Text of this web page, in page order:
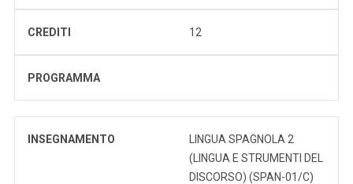
CREDITI 12
PROGRAMMA
INSEGNAMENTO
LINGUA SPAGNOLA 2
(LINGUA E STRUMENTI DEL
DISCORSO) (SPAN-01/C)